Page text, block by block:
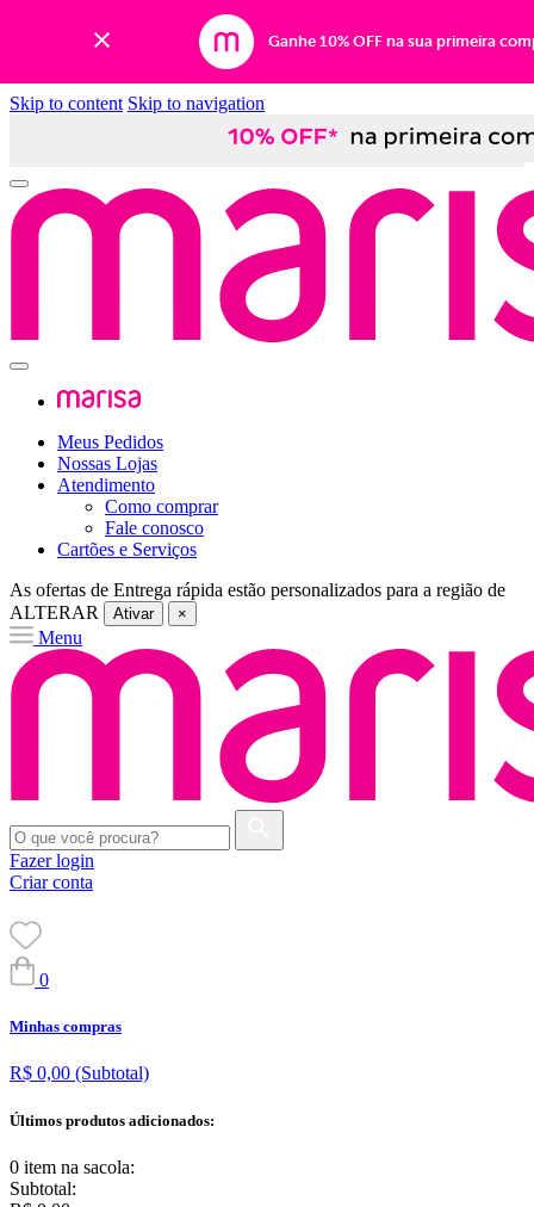
Ganhe 10% OFF na sua primeira
Skip to content Skip to navigation
Meus Pedidos
Nossas Lojas
Atendimento
Como comprar
Fale conosco
Cartões e Serviços
As ofertas de Entrega rápida estão personalizados para a região de
ALTERAR
Ativar ×
Menu
Fazer login
Criar conta
0
Minhas compras
R$ 0,00 (Subtotal)
Últimos produtos adicionados:
0 item na sacola:
Subtotal: